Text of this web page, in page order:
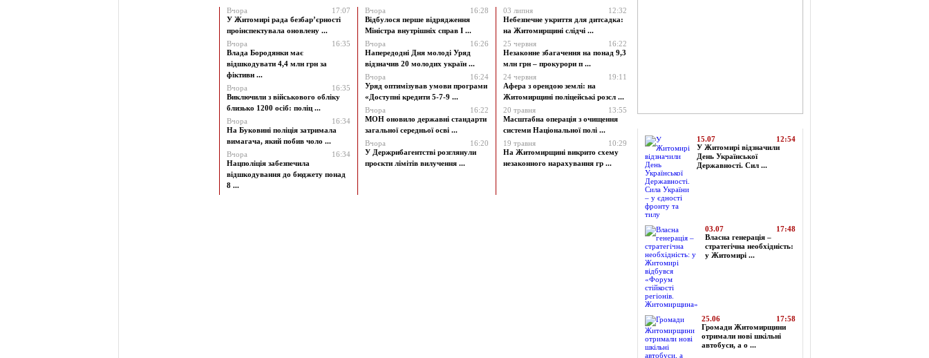
Вчора
17:07
У Житомирі рада безбар’єрності
проінспектувала оновлену ...
Вчора
16:35
Влада Бородянки має
відшкодувати 4,4 млн грн за
фіктивн ...
Вчора
16:35
Виключили з військового обліку
близько 1200 осіб: поліц ...
Вчора
16:34
На Буковині поліція затримала
вимагача, який побив чоло ...
Вчора
16:34
Нацполіція забезпечила
відшкодування до бюджету понад
8 ...
Вчора
16:28
Відбулося перше відрядження
Міністра внутрішніх справ І ...
Вчора
16:26
Напередодні Дня молоді Уряд
відзначив 20 молодих україн ...
Вчора
16:24
Уряд оптимізував умови програми
«Доступні кредити 5-7-9 ...
Вчора
16:22
МОН оновило державні стандарти
загальної середньої осві ...
Вчора
16:20
У Держрибагентстві розглянули
проєкти лімітів вилучення ...
03 липня
12:32
Небезпечне укриття для дитсадка:
на Житомирщині слідчі ...
25 червня
16:22
Незаконне збагачення на понад 9,3
млн грн – прокурори п ...
24 червня
19:11
Афера з орендою землі: на
Житомирщині поліцейські розсл ...
20 травня
13:55
Масштабна операція з очищення
системи Національної полі ...
19 травня
10:29
На Житомирщині викрито схему
незаконного нарахування гр ...
15.07
12:54
У Житомирі відзначили
День Української
Державності. Сил ...
03.07
17:48
Власна генерація –
стратегічна необхідність:
у Житомирі ...
25.06
17:58
Громади Житомирщини
отримали нові шкільні
автобуси, а о ...